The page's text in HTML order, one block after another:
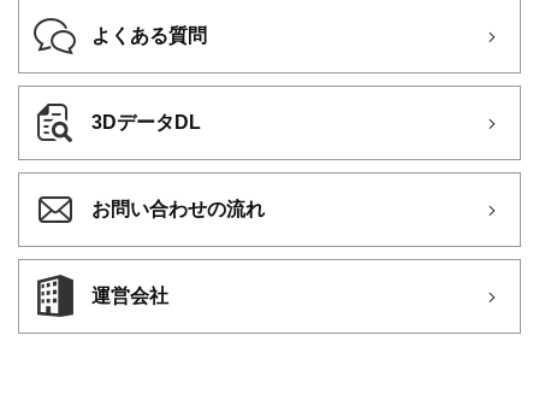
よくある質問
3DデータDL
お問い合わせの流れ
運営会社